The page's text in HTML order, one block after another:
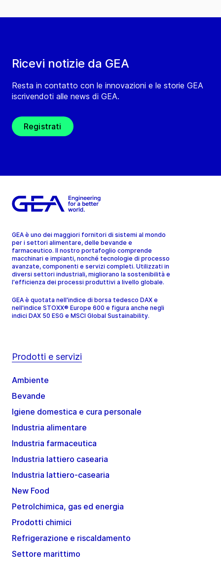
Ricevi notizie da GEA
Resta in contatto con le innovazioni e le storie GEA
iscrivendoti alle news di GEA.
Registrati
GEA è uno dei maggiori fornitori di sistemi al mondo
per i settori alimentare, delle bevande e
farmaceutico. Il nostro portafoglio comprende
macchinari e impianti, nonché tecnologie di processo
avanzate, componenti e servizi completi. Utilizzati in
diversi settori industriali, migliorano la sostenibilità e
l'efficienza dei processi produttivi a livello globale.
GEA è quotata nell'indice di borsa tedesco DAX e
nell'indice STOXX® Europe 600 e figura anche negli
indici DAX 50 ESG e MSCI Global Sustainability.
Prodotti e servizi
Ambiente
Bevande
Igiene domestica e cura personale
Industria alimentare
Industria farmaceutica
Industria lattiero casearia
Industria lattiero-casearia
New Food
Petrolchimica, gas ed energia
Prodotti chimici
Refrigerazione e riscaldamento
Settore marittimo